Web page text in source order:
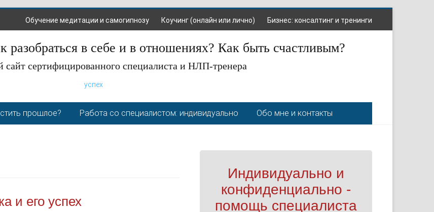
Обучение медитации и самогипнозу Коучинг (онлайн или лично) Бизнес: консалтинг и тренинги
разобраться в себе и в отношениях? Как быть счастливым?
сайт сертифицированного специалиста и НЛП-тренера
успех
прошлое? Работа со специалистом: индивидуально Обо мне и контакты
и его успех
Индивидуально и
конфиденциально -
помощь специалиста